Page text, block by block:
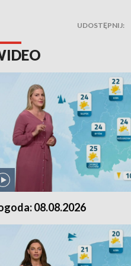
UDOSTĘPNIJ:
08.08.2026